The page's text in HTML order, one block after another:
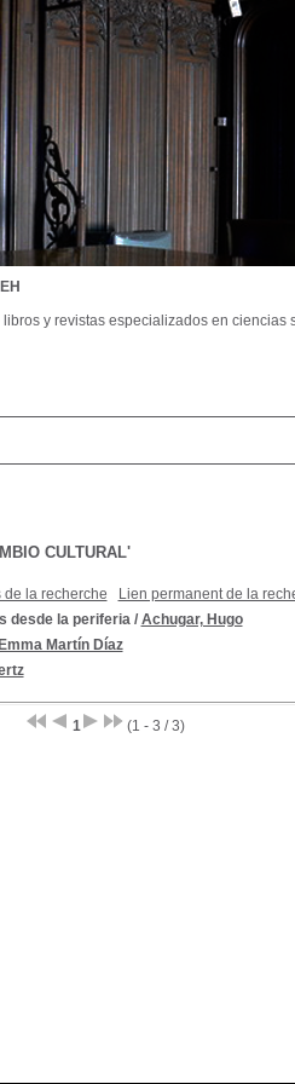
CULTURAL'
de la recherche Lien permanent de la
desde la periferia/ Achugar, Hugo
Emma Martín Díaz
1 (1 - 3 / 3)
y revistas especializados en ciencias